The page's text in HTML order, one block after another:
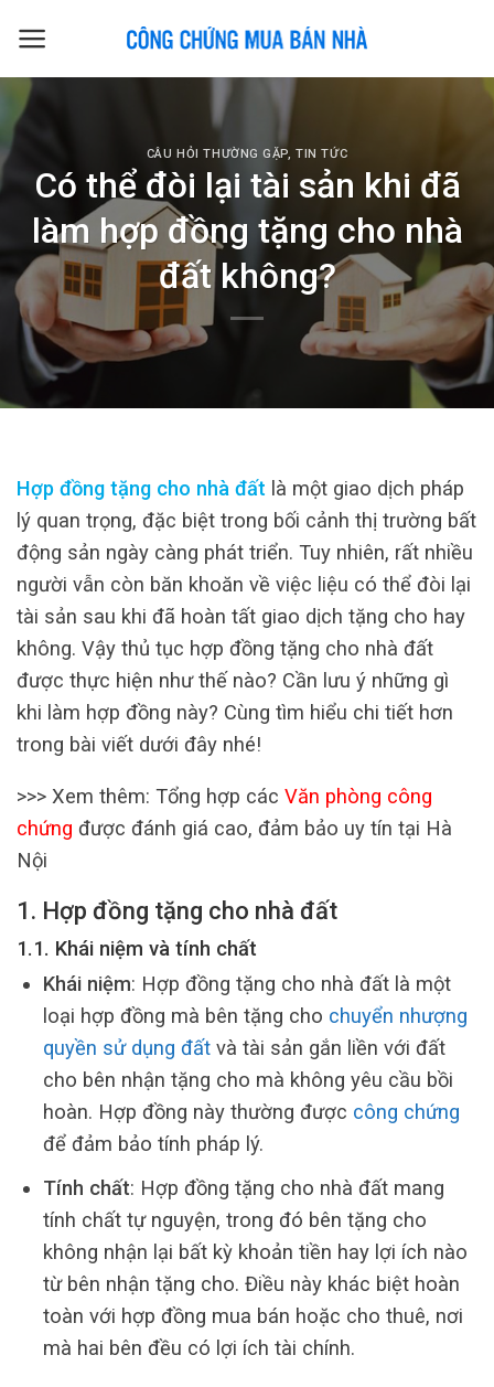
CÂU HỎI THƯỜNG GẶP,TIN TỨC
Có thể đòi lại tài sản khi đã
làm hợp đồng tặng cho nhà
đất không?
Hợp đồng tặng cho nhà đất là một giao dịch pháp
lý quan trọng, đặc biệt trong bối cảnh thị trường bất
động sản ngày càng phát triển. Tuy nhiên, rất nhiều
người vẫn còn băn khoăn về việc liệu có thể đòi lại
tài sản sau khi đã hoàn tất giao dịch tặng cho hay
không. Vậy thủ tục hợp đồng tặng cho nhà đất
được thực hiện như thế nào? Cần lưu ý những gì
khi làm hợp đồng này? Cùng tìm hiểu chi tiết hơn
trong bài viết dưới đây nhé!
>>> Xem thêm: Tổng hợp các Văn phòng công
chứng được đánh giá cao, đảm bảo uy tín tại Hà
Nội
1. Hợp đồng tặng cho nhà đất
1.1. Khái niệm và tính chất
Khái niệm: Hợp đồng tặng cho nhà đất là một
loại hợp đồng mà bên tặng cho chuyển nhượng
quyền sử dụng đấtvà tài sản gắn liền với đất
cho bên nhận tặng cho mà không yêu cầu bồi
hoàn. Hợp đồng này thường được công chứng
để đảm bảo tính pháp lý.
Tính chất: Hợp đồng tặng cho nhà đất mang
tính chất tự nguyện, trong đó bên tặng cho
không nhận lại bất kỳ khoản tiền hay lợi ích nào
từ bên nhận tặng cho. Điều này khác biệt hoàn
toàn với hợp đồng mua bán hoặc cho thuê, nơi
mà hai bên đều có lợi ích tài chính.